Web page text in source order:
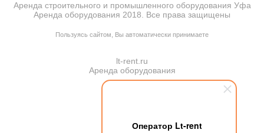
Оператор Lt-rent
Аренда строительного и промышленного оборудования Уфа
Аренда оборудования 2018. Все права защищены
Пользуясь сайтом, Вы автоматически принимаете
lt-rent.ru
Аренда оборудования